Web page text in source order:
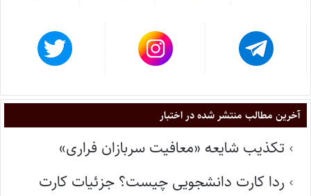
آخرین مطالب منتشر شده در اختبار
تکذیب شایعه «معافیت سربازان فراری»
ردا کارت دانشجویی چیست؟ جزئیات کارت